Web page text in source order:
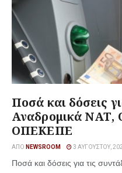
Ποσά και δόσεις
Αναδρομικά
ΟΠΕΚΕΠΕ
ΑΠΌ NEWSROOM 3 ΑΥΓΟΎΣΤΟΥ,
Ποσά και δόσεις για τις